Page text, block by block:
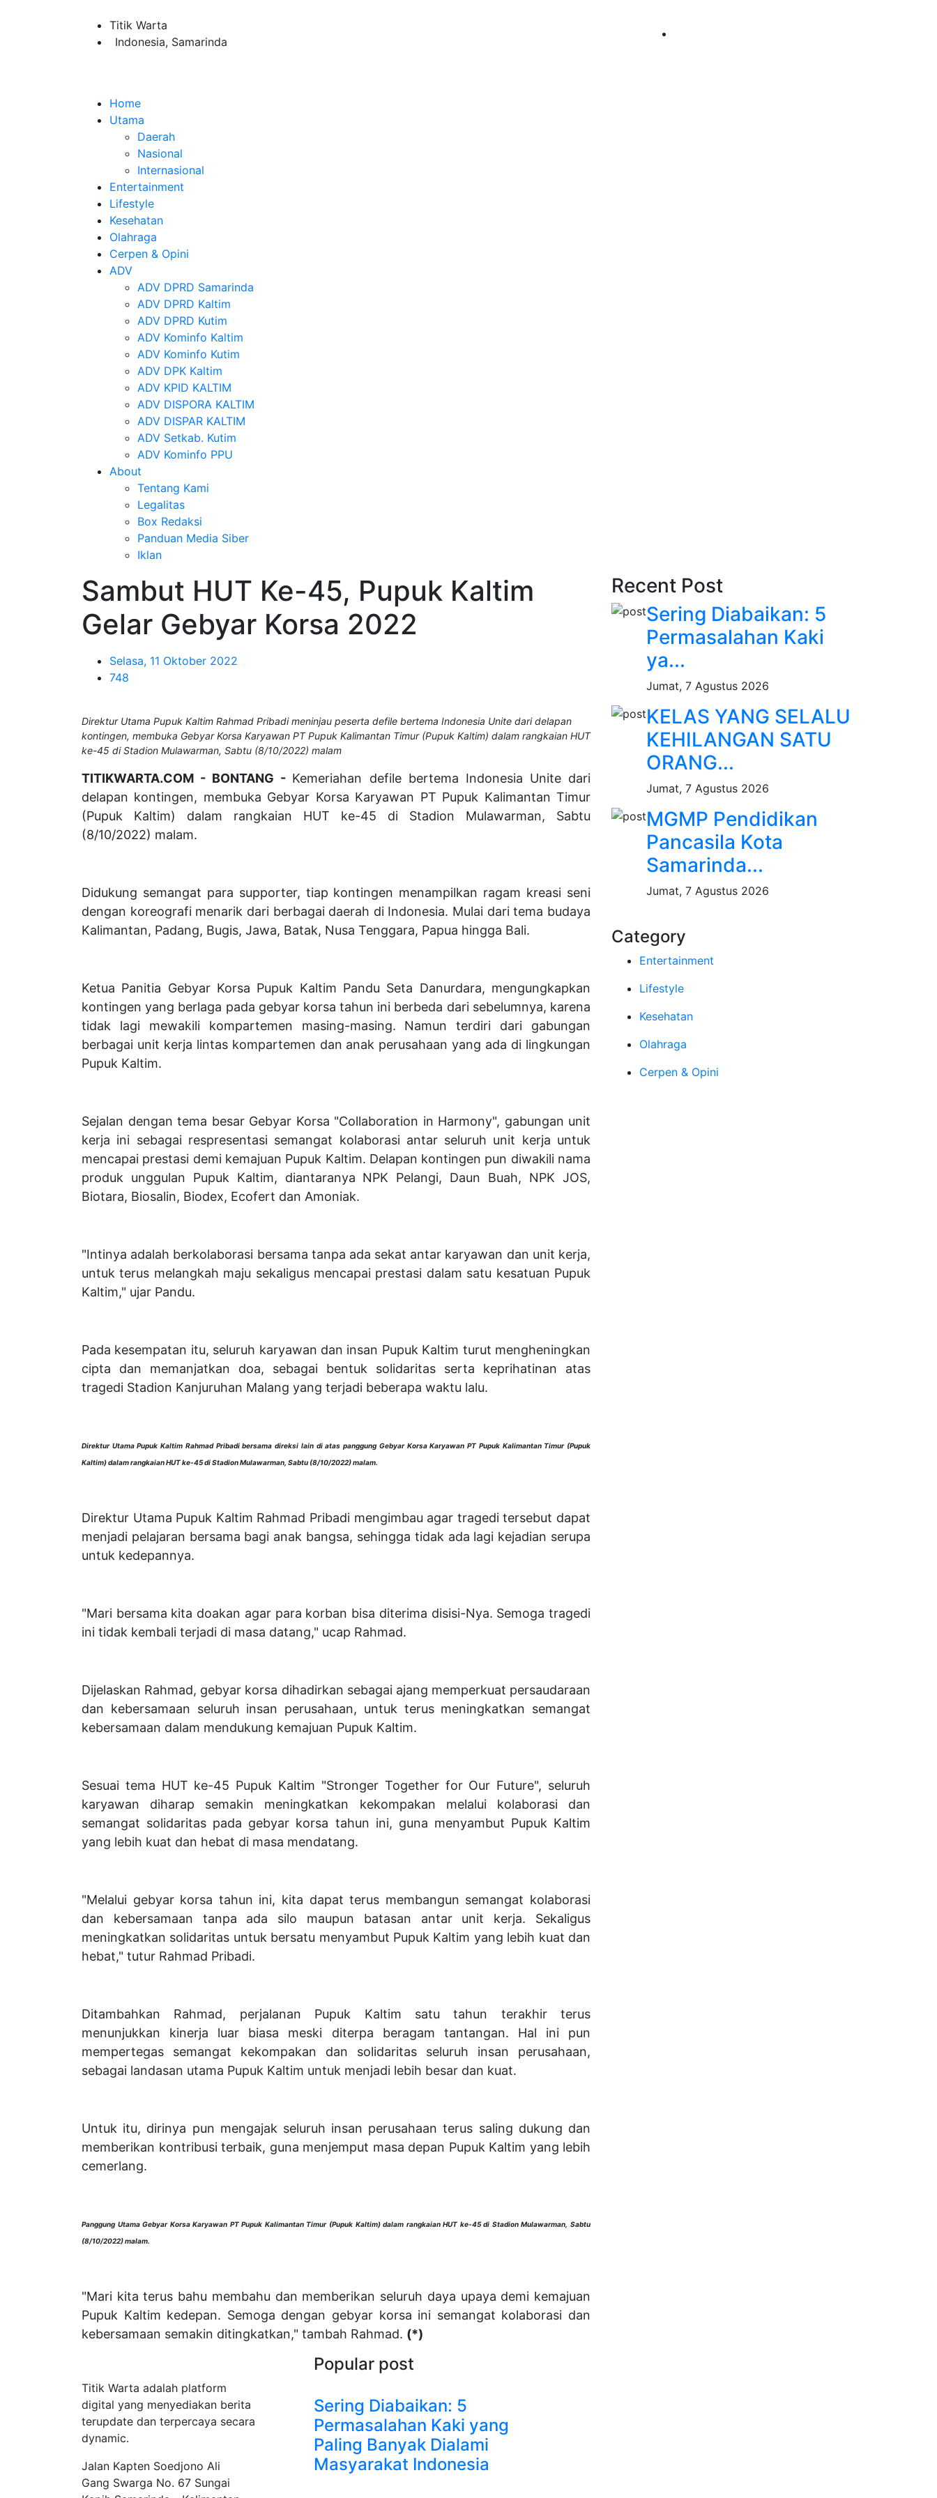
Titik Warta
Indonesia, Samarinda
Home
Utama
Daerah
Nasional
Internasional
Entertainment
Lifestyle
Kesehatan
Olahraga
Cerpen & Opini
ADV
ADV DPRD Samarinda
ADV DPRD Kaltim
ADV DPRD Kutim
ADV Kominfo Kaltim
ADV Kominfo Kutim
ADV DPK Kaltim
ADV KPID KALTIM
ADV DISPORA KALTIM
ADV DISPAR KALTIM
ADV Setkab. Kutim
ADV Kominfo PPU
About
Tentang Kami
Legalitas
Box Redaksi
Panduan Media Siber
Iklan
Sambut HUT Ke-45, Pupuk Kaltim
Gelar Gebyar Korsa 2022
Selasa, 11 Oktober 2022
748
Direktur Utama Pupuk Kaltim Rahmad Pribadi meninjau peserta defile bertema Indonesia Unite dari delapan
kontingen, membuka Gebyar Korsa Karyawan PT Pupuk Kalimantan Timur (Pupuk Kaltim) dalam rangkaian HUT
ke-45 di Stadion Mulawarman, Sabtu (8/10/2022) malam
TITIKWARTA.COM - BONTANG - Kemeriahan defile bertema Indonesia Unite dari
delapan kontingen, membuka Gebyar Korsa Karyawan PT Pupuk Kalimantan Timur
(Pupuk Kaltim) dalam rangkaian HUT ke-45 di Stadion Mulawarman, Sabtu
(8/10/2022) malam.
Didukung semangat para supporter, tiap kontingen menampilkan ragam kreasi seni
dengan koreografi menarik dari berbagai daerah di Indonesia. Mulai dari tema budaya
Kalimantan, Padang, Bugis, Jawa, Batak, Nusa Tenggara, Papua hingga Bali.
Ketua Panitia Gebyar Korsa Pupuk Kaltim Pandu Seta Danurdara, mengungkapkan
kontingen yang berlaga pada gebyar korsa tahun ini berbeda dari sebelumnya, karena
tidak lagi mewakili kompartemen masing-masing. Namun terdiri dari gabungan
berbagai unit kerja lintas kompartemen dan anak perusahaan yang ada di lingkungan
Pupuk Kaltim.
Sejalan dengan tema besar Gebyar Korsa "Collaboration in Harmony", gabungan unit
kerja ini sebagai respresentasi semangat kolaborasi antar seluruh unit kerja untuk
mencapai prestasi demi kemajuan Pupuk Kaltim. Delapan kontingen pun diwakili nama
produk unggulan Pupuk Kaltim, diantaranya NPK Pelangi, Daun Buah, NPK JOS,
Biotara, Biosalin, Biodex, Ecofert dan Amoniak.
"Intinya adalah berkolaborasi bersama tanpa ada sekat antar karyawan dan unit kerja,
untuk terus melangkah maju sekaligus mencapai prestasi dalam satu kesatuan Pupuk
Kaltim," ujar Pandu.
Pada kesempatan itu, seluruh karyawan dan insan Pupuk Kaltim turut mengheningkan
cipta dan memanjatkan doa, sebagai bentuk solidaritas serta keprihatinan atas
tragedi Stadion Kanjuruhan Malang yang terjadi beberapa waktu lalu.
Direktur Utama Pupuk Kaltim Rahmad Pribadi bersama direksi lain di atas panggung Gebyar Korsa Karyawan PT Pupuk Kalimantan Timur (Pupuk
Kaltim) dalam rangkaian HUT ke-45 di Stadion Mulawarman, Sabtu (8/10/2022) malam.
Direktur Utama Pupuk Kaltim Rahmad Pribadi mengimbau agar tragedi tersebut dapat
menjadi pelajaran bersama bagi anak bangsa, sehingga tidak ada lagi kejadian serupa
untuk kedepannya.
"Mari bersama kita doakan agar para korban bisa diterima disisi-Nya. Semoga tragedi
ini tidak kembali terjadi di masa datang," ucap Rahmad.
Dijelaskan Rahmad, gebyar korsa dihadirkan sebagai ajang memperkuat persaudaraan
dan kebersamaan seluruh insan perusahaan, untuk terus meningkatkan semangat
kebersamaan dalam mendukung kemajuan Pupuk Kaltim.
Sesuai tema HUT ke-45 Pupuk Kaltim "Stronger Together for Our Future", seluruh
karyawan diharap semakin meningkatkan kekompakan melalui kolaborasi dan
semangat solidaritas pada gebyar korsa tahun ini, guna menyambut Pupuk Kaltim
yang lebih kuat dan hebat di masa mendatang.
"Melalui gebyar korsa tahun ini, kita dapat terus membangun semangat kolaborasi
dan kebersamaan tanpa ada silo maupun batasan antar unit kerja. Sekaligus
meningkatkan solidaritas untuk bersatu menyambut Pupuk Kaltim yang lebih kuat dan
hebat," tutur Rahmad Pribadi.
Ditambahkan Rahmad, perjalanan Pupuk Kaltim satu tahun terakhir terus
menunjukkan kinerja luar biasa meski diterpa beragam tantangan. Hal ini pun
mempertegas semangat kekompakan dan solidaritas seluruh insan perusahaan,
sebagai landasan utama Pupuk Kaltim untuk menjadi lebih besar dan kuat.
Untuk itu, dirinya pun mengajak seluruh insan perusahaan terus saling dukung dan
memberikan kontribusi terbaik, guna menjemput masa depan Pupuk Kaltim yang lebih
cemerlang.
Panggung Utama Gebyar Korsa Karyawan PT Pupuk Kalimantan Timur (Pupuk Kaltim) dalam rangkaian HUT ke-45 di Stadion Mulawarman, Sabtu
(8/10/2022) malam.
"Mari kita terus bahu membahu dan memberikan seluruh daya upaya demi kemajuan
Pupuk Kaltim kedepan. Semoga dengan gebyar korsa ini semangat kolaborasi dan
kebersamaan semakin ditingkatkan," tambah Rahmad. (*)
Recent Post
Sering Diabaikan: 5
Permasalahan Kaki
ya...
Jumat, 7 Agustus 2026
KELAS YANG SELALU
KEHILANGAN SATU
ORANG...
Jumat, 7 Agustus 2026
MGMP Pendidikan
Pancasila Kota
Samarinda...
Jumat, 7 Agustus 2026
Category
Entertainment
Lifestyle
Kesehatan
Olahraga
Cerpen & Opini
Titik Warta adalah platform
digital yang menyediakan berita
terupdate dan terpercaya secara
dynamic.
Jalan Kapten Soedjono Ali
Gang Swarga No. 67 Sungai
Popular post
Sering Diabaikan: 5
Permasalahan Kaki yang
Paling Banyak Dialami
Masyarakat Indonesia